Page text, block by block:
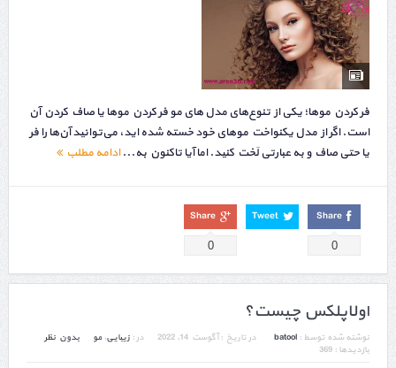
فر کردن موها؛ یکی از تنوع‌های مدل های مو فر کردن موها یا صاف کردن آن
است. اگر از مدل یکنواخت موهای خود خسته شده اید، می‌توانید آن‌ها را فر
یا حتی صاف و به عبارتی لَخت کنید. اما آیا تاکنون به...ادامه مطلب
Share
0
Tweet
Share
0
اولاپلکس چیست؟
نوشته شده توسط : batool در تاریخ :آگوست 14, 2022 در : زیبایی,مو
بدون نظر
بازدیدها : 369